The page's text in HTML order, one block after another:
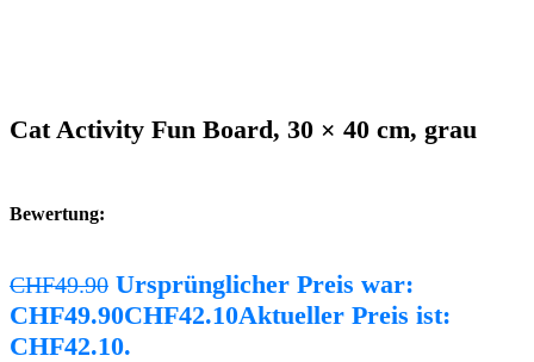
Cat Activity Fun Board, 30 × 40 cm, grau
Bewertung:
CHF49.90 Ursprünglicher Preis war:
CHF49.90CHF42.10Aktueller Preis ist:
CHF42.10.